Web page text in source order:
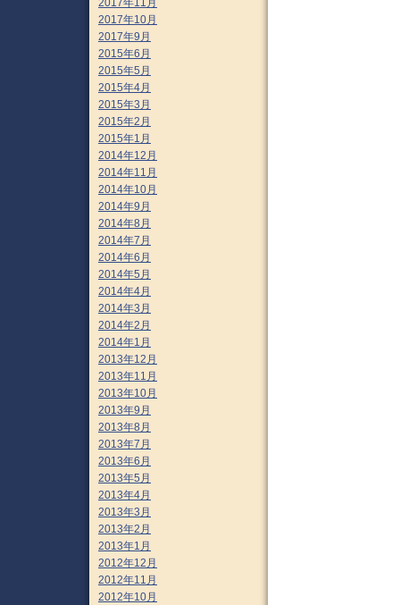
2017年11月
2017年10月
2017年9月
2015年6月
2015年5月
2015年4月
2015年3月
2015年2月
2015年1月
2014年12月
2014年11月
2014年10月
2014年9月
2014年8月
2014年7月
2014年6月
2014年5月
2014年4月
2014年3月
2014年2月
2014年1月
2013年12月
2013年11月
2013年10月
2013年9月
2013年8月
2013年7月
2013年6月
2013年5月
2013年4月
2013年3月
2013年2月
2013年1月
2012年12月
2012年11月
2012年10月